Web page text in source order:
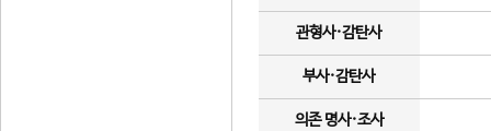
관형사·감탄사
부사·감탄사
의존 명사·조사